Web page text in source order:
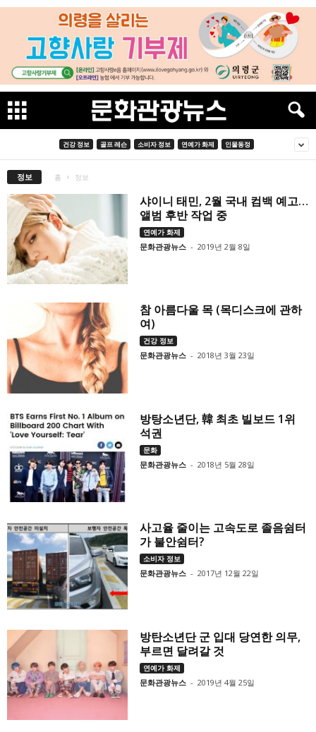
건강 정보 골프 레슨 소비자 정보 연예가 화제 인물동정
정보 홈 정보
샤이니 태민, 2월 국내 컴백 예고…
앨범 후반 작업 중
연예가 화제
문화관광뉴스 - 2019년 2월 8일
참 아름다울 목 (목디스크에 관하
여)
건강 정보
문화관광뉴스 - 2018년 3월 23일
방탕소년단, 韓 최초 빌보드 1위
석권
문화
문화관광뉴스 - 2018년 5월 28일
사고율 줄이는 고속도로 졸음쉼터
가 불안쉼터?
소비자 정보
문화관광뉴스 - 2017년 12월 22일
방탄소년단 군 입대 당연한 의무,
부르면 달려갈 것
연예가 화제
문화관광뉴스 - 2019년 4월 25일